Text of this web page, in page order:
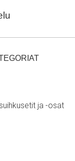
ja -osat